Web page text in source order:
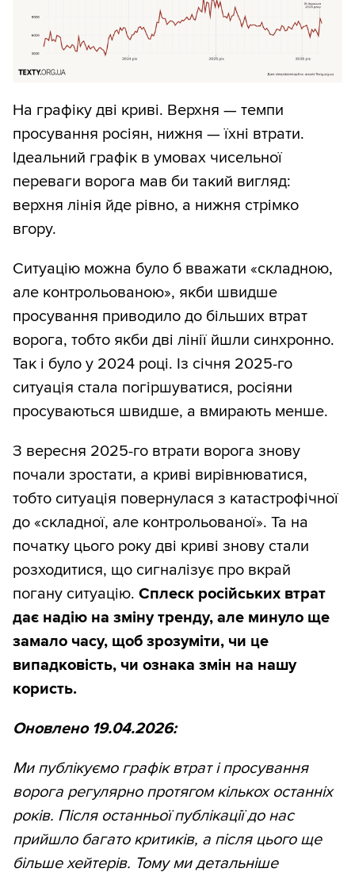
На графіку дві криві. Верхня — темпи
просування росіян, нижня — їхні втрати.
Ідеальний графік в умовах чисельної
переваги ворога мав би такий вигляд:
верхня лінія йде рівно, а нижня стрімко
вгору.
Ситуацію можна було б вважати «складною,
але контрольованою», якби швидше
просування приводило до більших втрат
ворога, тобто якби дві лінії йшли синхронно.
Так і було у 2024 році. Із січня 2025-го
ситуація стала погіршуватися, росіяни
просуваються швидше, а вмирають менше.
З вересня 2025-го втрати ворога знову
почали зростати, а криві вирівнюватися,
тобто ситуація повернулася з катастрофічної
до «складної, але контрольованої». Та на
початку цього року дві криві знову стали
розходитися, що сигналізує про вкрай
погану ситуацію. Сплеск російських втрат
дає надію на зміну тренду, але минуло ще
замало часу, щоб зрозуміти, чи це
випадковість, чи ознака змін на нашу
користь.
Оновлено 19.04.2026:
Ми публікуємо графік втрат і просування
ворога регулярно протягом кількох останніх
років. Після останньої публікації до нас
прийшло багато критиків, а після цього ще
більше хейтерів. Тому ми детальніше